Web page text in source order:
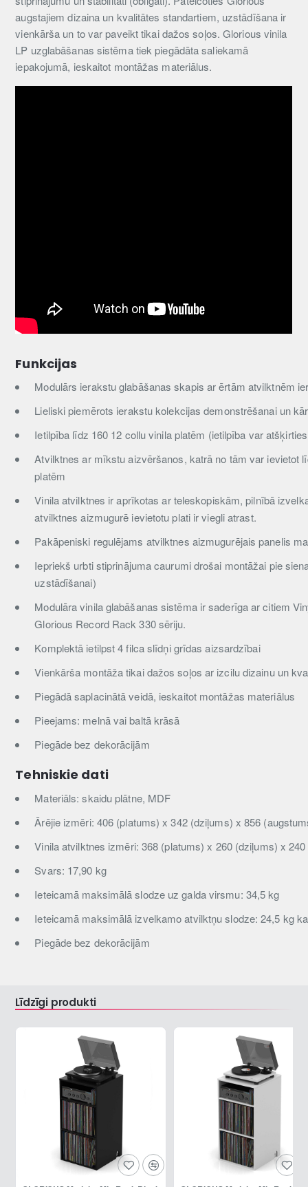
augstajiem dizaina un kvalitātes standartiem, uzstādīšana ir
vienkārša un to var paveikt tikai dažos soļos. Glorious vinila
LP uzglabāšanas sistēma tiek piegādāta saliekamā
iepakojumā, ieskaitot montāžas materiālus.
Funkcijas
Modulārs ierakstu glabāšanas skapis ar ērtām atvilktnēm
Lieliski piemērots ierakstu kolekcijas demonstrēšanai un
Ietilpība līdz 160 12 collu vinila platēm (ietilpība var
Atvilktnes ar mīkstu aizvēršanos, katrā no tām var ievietot
platēm
Vinila atvilktnes ir aprīkotas ar teleskopiskām, pilnībā
atvilktnes aizmugurē ievietotu plati ir viegli atrast.
Pakāpeniski regulējams atvilktnes aizmugurējais panelis
Iepriekš urbti stiprinājuma caurumi drošai montāžai pie
uzstādīšanai)
Modulāra vinila glabāšanas sistēma ir saderīga ar citiem
Glorious Record Rack 330 sēriju.
Komplektā ietilpst 4 filca slīdņi grīdas aizsardzībai
Vienkārša montāža tikai dažos soļos ar izcilu dizainu un
Piegādā saplacinātā veidā, ieskaitot montāžas materiālus
Pieejams: melnā vai baltā krāsā
Piegāde bez dekorācijām
Tehniskie dati
Materiāls: skaidu plātne, MDF
Ārējie izmēri: 406 (platums) x 342 (dziļums) x 856
Vinila atvilktnes izmēri: 368 (platums) x 260 (dziļums) x
Svars: 17,90 kg
Ieteicamā maksimālā slodze uz galda virsmu: 34,5 kg
Ieteicamā maksimālā izvelkamo atvilktņu slodze: 24,5 kg
Piegāde bez dekorācijām
Līdzīgi produkti